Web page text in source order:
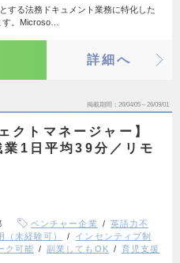
する法務ドキュメント業務に特化した
。Microso…
詳細へ
掲載期間 26/04/05～26/09/01
クトマネージャー】
1日平均39分／リモ
ベンチャー企業
英語力不
（未経験可）
インセンティブ制
ク可能 副業してもOK
育児支援